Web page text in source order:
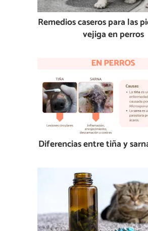
Remedios caseros para las
vejiga en perros
Diferencias entre tiña y